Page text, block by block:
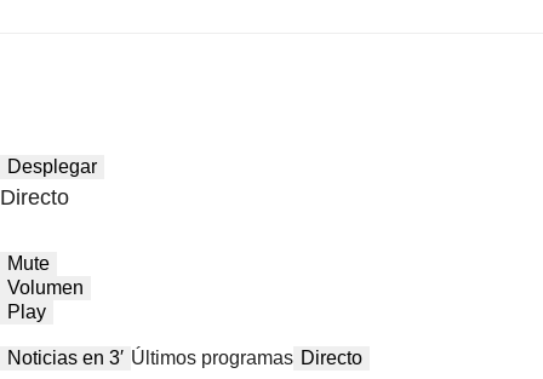
Desplegar
Directo
Mute
Volumen
Play
Noticias en 3′ Últimos programas Directo